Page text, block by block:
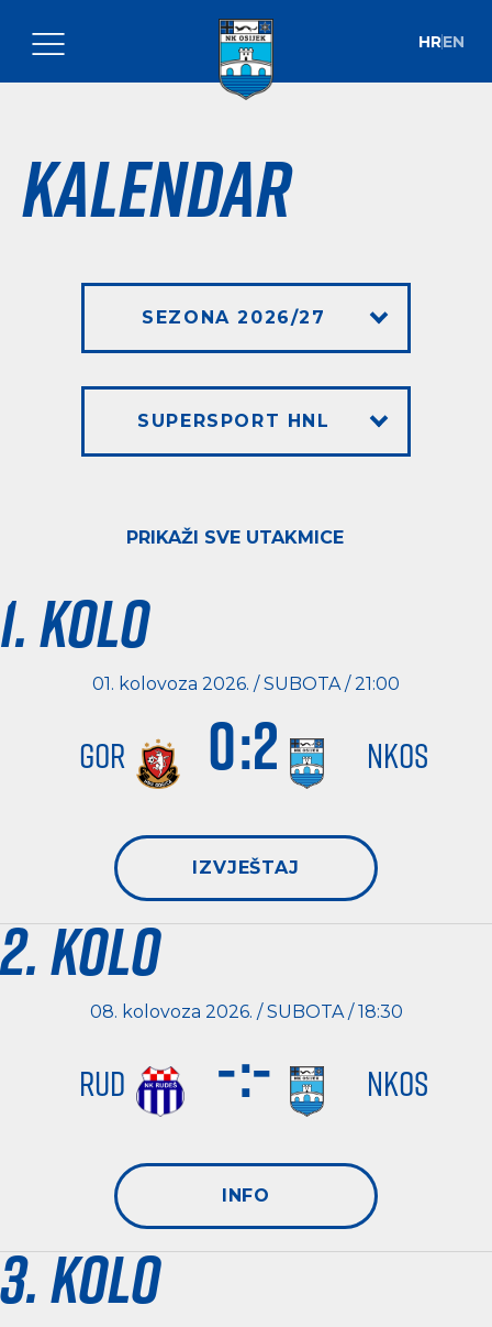
HREN
Kalendar
SEZONA 2026/27
SUPERSPORT HNL
PRIKAŽI SVE UTAKMICE
1. kolo
01. kolovoza 2026. / SUBOTA / 21:00
GOR 0:2 NKOS
IZVJEŠTAJ
2. kolo
08. kolovoza 2026. / SUBOTA / 18:30
RUD -:- NKOS
INFO
3. kolo